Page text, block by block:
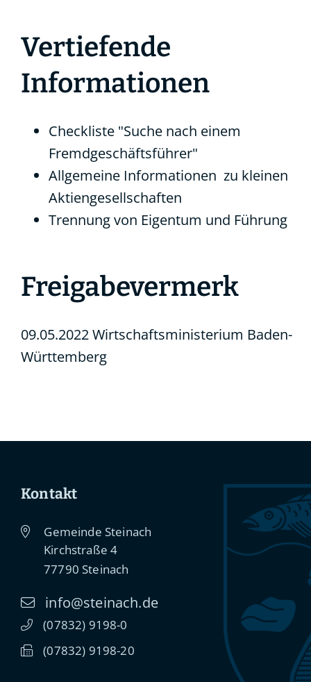
Vertiefende
Informationen
Checkliste "Suche nach einem
Fremdgeschäftsführer"
Allgemeine Informationen zu kleinen
Aktiengesellschaften
Trennung von Eigentum und Führung
Freigabevermerk
09.05.2022 Wirtschaftsministerium Baden-
Württemberg
Kontakt
Gemeinde Steinach
Kirchstraße 4
77790 Steinach
info@steinach.de
(07832) 91 98-0
(07832) 91 98-20